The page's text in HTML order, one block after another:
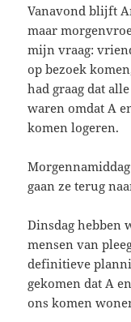
Vanavond blijft
maar
mijn vraag:
op bezoek
had graag dat
waren omdat A
komen logeren.
gaan ze terug
Dinsdag hebben
mensen van
definitieve
gekomen dat A
ons komen